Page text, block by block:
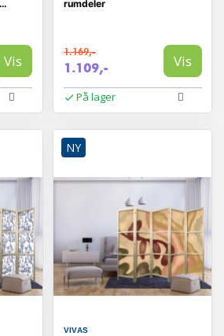
Vis
rumdeler
1.169,-
1.109,- Vis
På lager
NY
VIVAS